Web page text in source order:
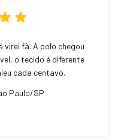
virei fã. A polo chegou
o tecido é diferente
cada centavo.
Paulo/SP